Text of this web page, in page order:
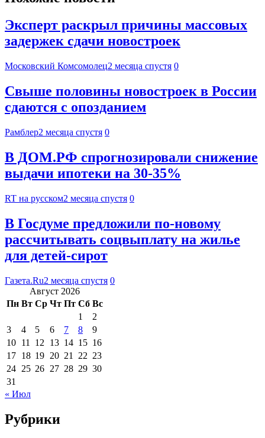
Эксперт раскрыл причины массовых
задержек сдачи новостроек
Московский Комсомолец2 месяца спустя 0
Свыше половины новостроек в России
сдаются с опозданием
Рамблер2 месяца спустя 0
В ДОМ.РФ спрогнозировали снижение
выдачи ипотеки на 30-35%
RT на русском2 месяца спустя 0
В Госдуме предложили по-новому
рассчитывать соцвыплату на жилье
для детей-сирот
Газета.Ru2 месяца спустя 0
Август 2026
Пн Вт Ср Чт Пт Сб Вс
1
2
3
4 5 6 7 8
9
10 11 12 13 14 15 16
17 18 19 20 21 22 23
24 25 26 27 28 29 30
31
« Июл
Рубрики